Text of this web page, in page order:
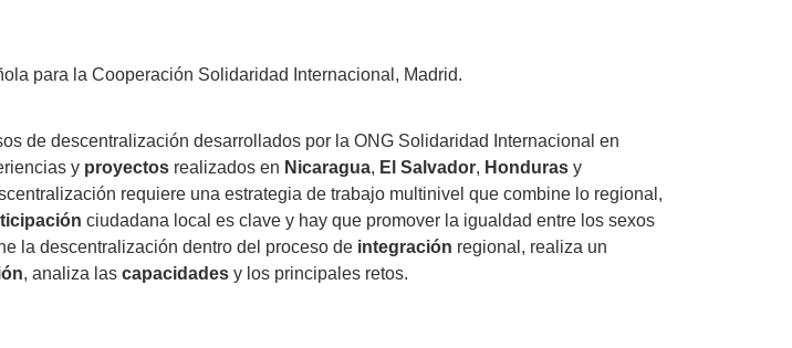
para la Cooperación Solidaridad Internacional, Madrid.
de descentralización desarrollados por la ONG Solidaridad Internacional en
y proyectos realizados en Nicaragua, El Salvador, Honduras y
requiere una estrategia de trabajo multinivel que combine lo regional,
ciudadana local es clave y hay que promover la igualdad entre los sexos
la descentralización dentro del proceso de integración regional, realiza un
, analiza las capacidades y los principales retos.